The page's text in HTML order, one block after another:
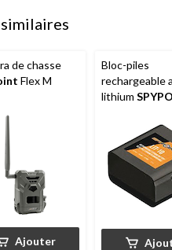
de chasse
Flex M
Ajouter
Bloc-piles
rechargeable
lithium
de sentier/de